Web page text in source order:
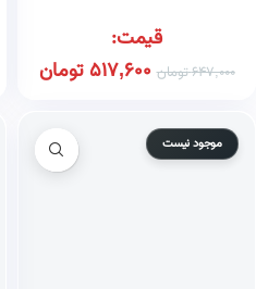
قیمت:
647,000تومان 517,600 تومان
موجود نیست